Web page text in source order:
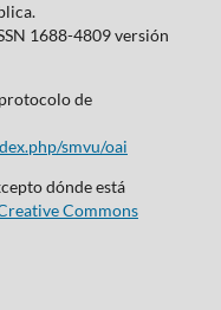
1688-4809 versión
de
smvu/oai
dónde está
Commons